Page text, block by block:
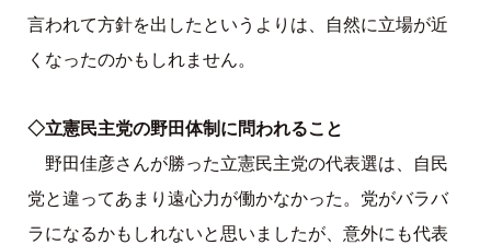
言われて方針を出したというよりは、自然に立場が近
くなったのかもしれません。
◇立憲民主党の野田体制に問われること
野田佳彦さんが勝った立憲民主党の代表選は、自民
党と違ってあまり遠心力が働かなかった。党がバラバ
ラになるかもしれないと思いましたが、意外にも代表